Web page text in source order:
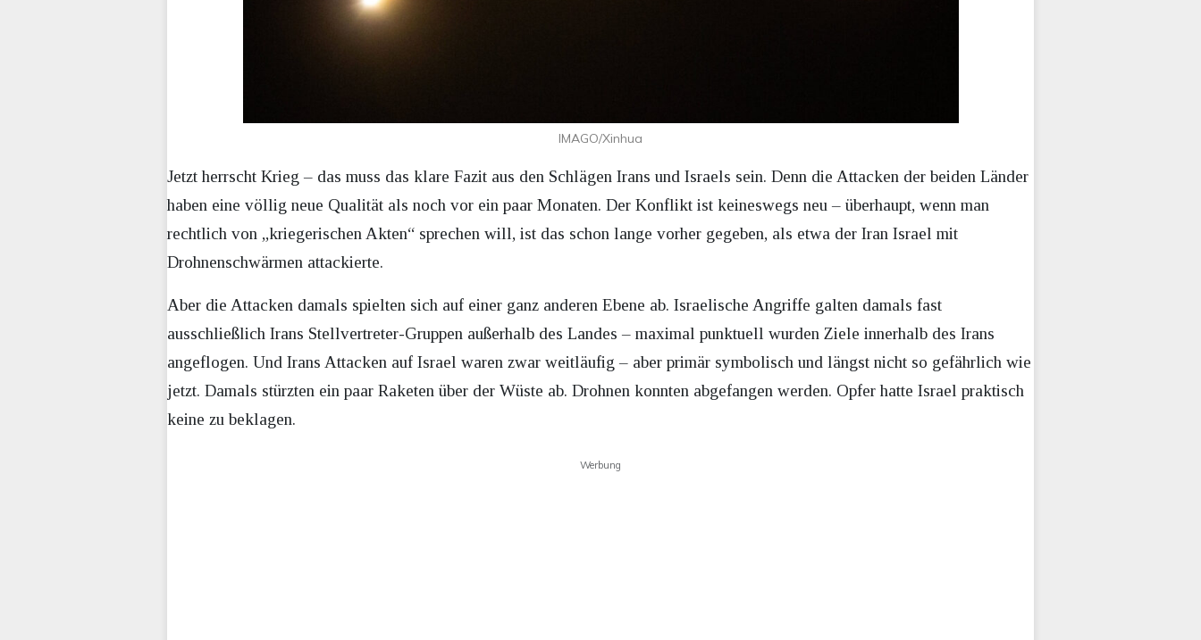
IMAGO/Xinhua
Jetzt herrscht Krieg – das muss das klare Fazit aus den Schlägen Irans und Israels sein. Denn die Attacken der beiden Länder
haben eine völlig neue Qualität als noch vor ein paar Monaten. Der Konflikt ist keineswegs neu – überhaupt, wenn man
rechtlich von „kriegerischen Akten“ sprechen will, ist das schon lange vorher gegeben, als etwa der Iran Israel mit
Drohnenschwärmen attackierte.
Aber die Attacken damals spielten sich auf einer ganz anderen Ebene ab. Israelische Angriffe galten damals fast
ausschließlich Irans Stellvertreter-Gruppen außerhalb des Landes – maximal punktuell wurden Ziele innerhalb des Irans
angeflogen. Und Irans Attacken auf Israel waren zwar weitläufig – aber primär symbolisch und längst nicht so gefährlich wie
jetzt. Damals stürzten ein paar Raketen über der Wüste ab. Drohnen konnten abgefangen werden. Opfer hatte Israel praktisch
keine zu beklagen.
Werbung